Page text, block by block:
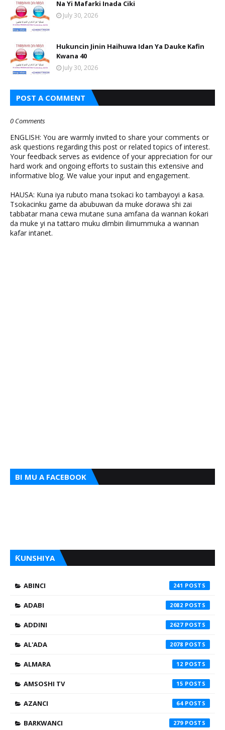
Na Yi Mafarki Inada Ciki
July 30, 2026
Hukuncin Jinin Haihuwa Idan Ya Dauke Kafin
Kwana 40
July 30, 2026
POST A COMMENT
0 Comments
ENGLISH: You are warmly invited to share your comments or
ask questions regarding this post or related topics of interest.
Your feedback serves as evidence of your appreciation for our
hard work and ongoing efforts to sustain this extensive and
informative blog. We value your input and engagement.
HAUSA: Kuna iya rubuto mana tsokaci ko tambayoyi a ƙasa.
Tsokacinku game da abubuwan da muke ɗorawa shi zai
tabbatar mana cewa mutane suna amfana da wannan ƙoƙari
da muke yi na tattaro muku ɗimbin ilimummuka a wannan
kafar intanet.
BI MU A FACEBOOK
ƘUNSHIYA
ABINCI 241
ADABI 2082
ADDINI 2627
AL'ADA 2078
ALMARA 12
AMSOSHI TV 15
AZANCI 64
BARKWANCI 279